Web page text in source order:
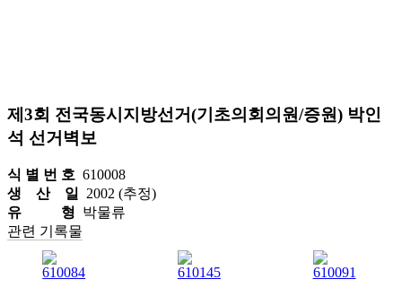
제3회 전국동시지방선거(기초의회의원/증원) 박인
석 선거벽보
식 별 번 호 610008
생 산 일
2002 (추정)
유 형
박물류
관련 기록물